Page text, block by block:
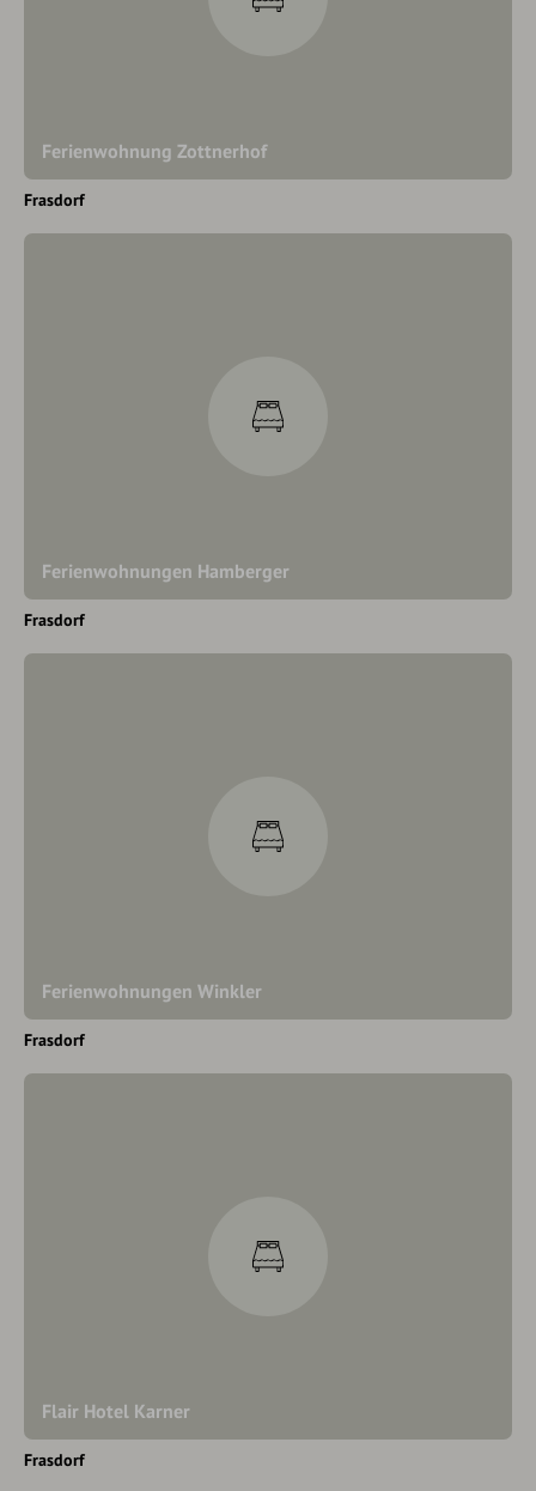
Ferienwohnung Zottnerhof
Frasdorf
Ferienwohnungen Hamberger
Frasdorf
Ferienwohnungen Winkler
Frasdorf
Flair Hotel Karner
Frasdorf